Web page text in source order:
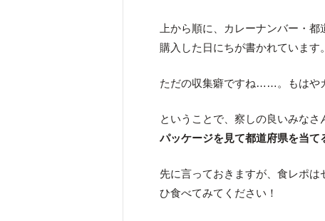
上から順に、カレーナンバー・
購入した日にちが書かれています。
ただの収集癖ですね……。もはや
ということで、察しの良いみな
パッケージを見て都道府県を当て
先に言っておきますが、食レポ
ひ食べてみてください！